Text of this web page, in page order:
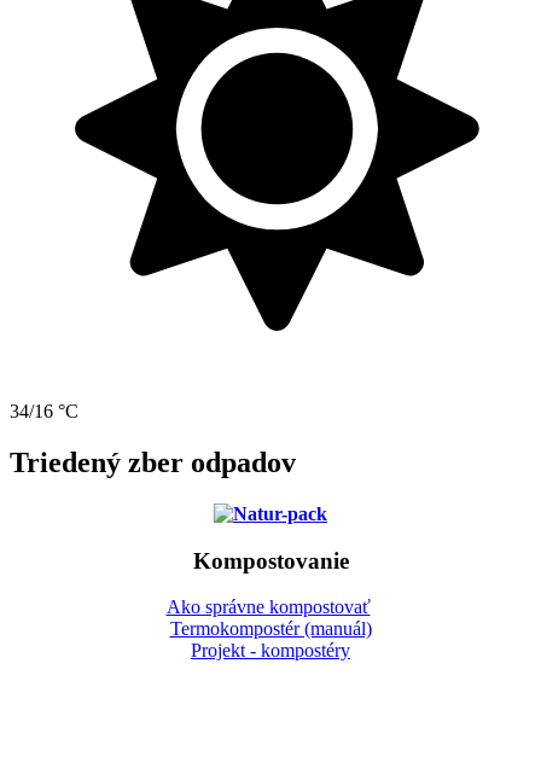
34/16 °C
Triedený zber odpadov
Kompostovanie
Ako správne kompostovať
Termokompostér (manuál)
Projekt - kompostéry